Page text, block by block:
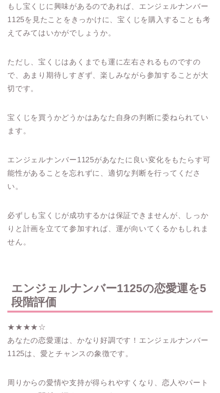
もし宝くじに興味があるのであれば、エンジェルナンバー
1125を見たことをきっかけに、宝くじを購入することも考
えてみてはいかがでしょうか。
ただし、宝くじはあくまでも運に左右されるものですの
で、あまり期待しすぎず、楽しみながら参加することが大
切です。
宝くじを買うかどうかはあなた自身の判断に委ねられてい
ます。
エンジェルナンバー1125があなたに良い変化をもたらす可
能性があることを忘れずに、適切な判断を行ってくださ
い。
必ずしも宝くじが成功するかは保証できませんが、しっか
りと計画を立てて参加すれば、運が向いてくるかもしれま
せん。
エンジェルナンバー1125の恋愛運を5
段階評価
★★★★☆
あなたの恋愛運は、かなり好調です！エンジェルナンバー
1125は、愛とチャンスの象徴です。
周りからの愛情や支持が得られやすくなり、恋人やパート